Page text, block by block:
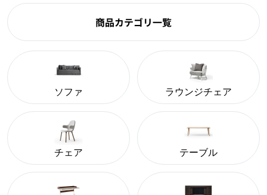
商品カテゴリ一覧
ソファ ラウンジチェア
チェア テーブル